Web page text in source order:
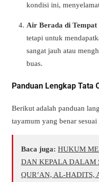
kondisi ini,
Air Berada di
tetapi untuk
sangat jauh atau
buas.
Panduan Lengkap Tata
Berikut adalah panduan
tayamum yang benar sesuai
Baca juga: HUKUM
DAN KEPALA DALAM
QUR’AN, AL-HADITS,